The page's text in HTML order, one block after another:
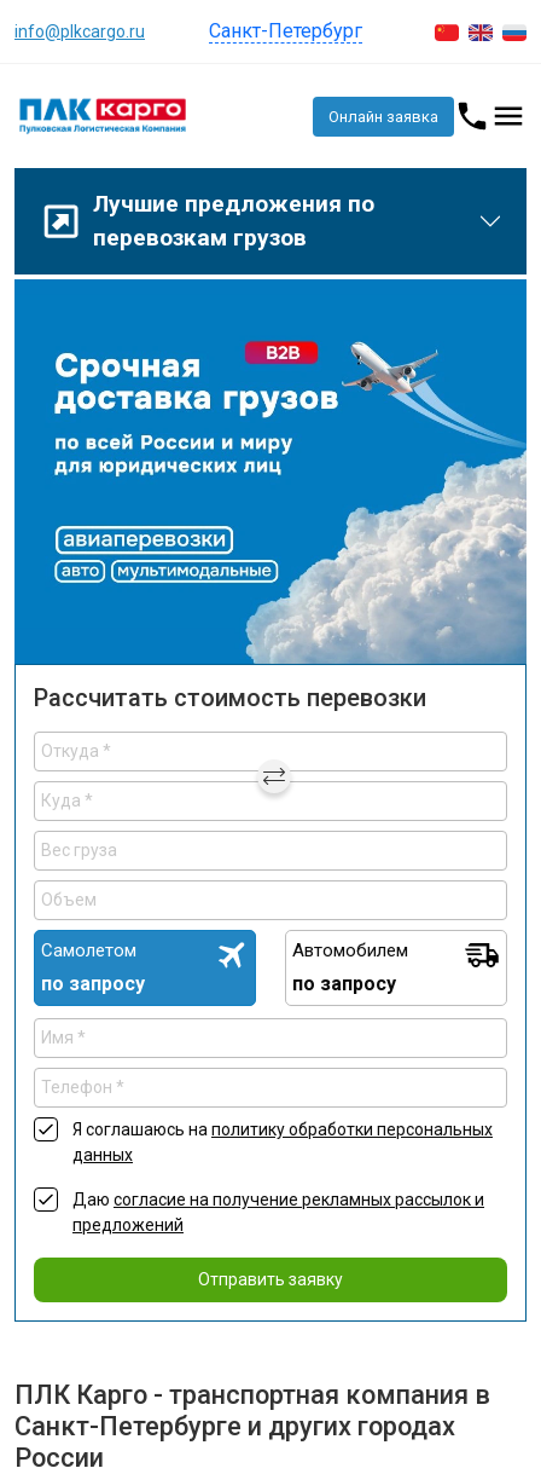
info@plkcargo.ru Санкт-Петербург
Онлайн заявка
Лучшие предложения по
перевозкам грузов
Рассчитать стоимость перевозки
Самолетом
по запросу
Автомобилем
по запросу
Я соглашаюсь на политику обработки персональных
данных
Даю согласие на получение рекламных рассылок и
предложений
Отправить заявку
ПЛК Карго - транспортная компания в
Санкт-Петербурге и других городах
России